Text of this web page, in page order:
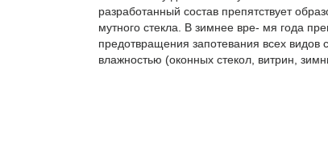
разработанный состав препятствует
мутного стекла. В зимнее вре- мя года
предотвращения запотевания всех
влажностью (оконных стекол, витрин,